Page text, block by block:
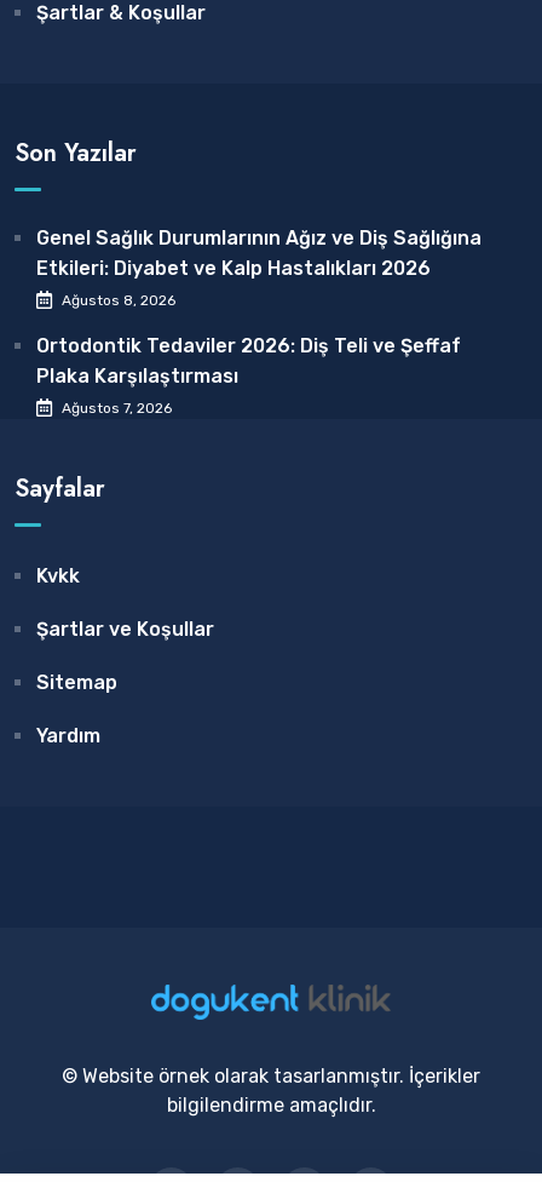
Şartlar & Koşullar
Son Yazılar
Genel Sağlık Durumlarının Ağız ve Diş Sağlığına
Etkileri: Diyabet ve Kalp Hastalıkları 2026
Ağustos 8, 2026
Ortodontik Tedaviler 2026: Diş Teli ve Şeffaf
Plaka Karşılaştırması
Ağustos 7, 2026
Sayfalar
Kvkk
Şartlar ve Koşullar
Sitemap
Yardım
© Website örnek olarak tasarlanmıştır. İçerikler
bilgilendirme amaçlıdır.